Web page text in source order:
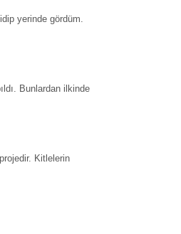
yerinde gördüm.
Bunlardan ilkinde
Kitlelerin